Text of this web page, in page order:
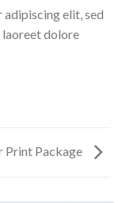
elit, sed
laoreet dolore
Print Package